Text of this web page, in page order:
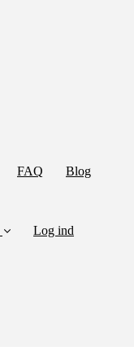
FAQ Blog
Log ind